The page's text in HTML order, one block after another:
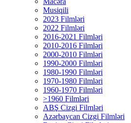
Musiqili
2023 Filmləri
2022 Filmləri
2016-2021 Filmləri
2010-2016 Filmləri
2000-2010 Filmləri
1990-2000 Filmləri
1980-1990 Filmləri
1970-1980 Filmləri
1960-1970 Filmləri
>1960 Filmləri
ABŞ Cizgi Filmləri
Azərbaycan Cizgi Filmləri